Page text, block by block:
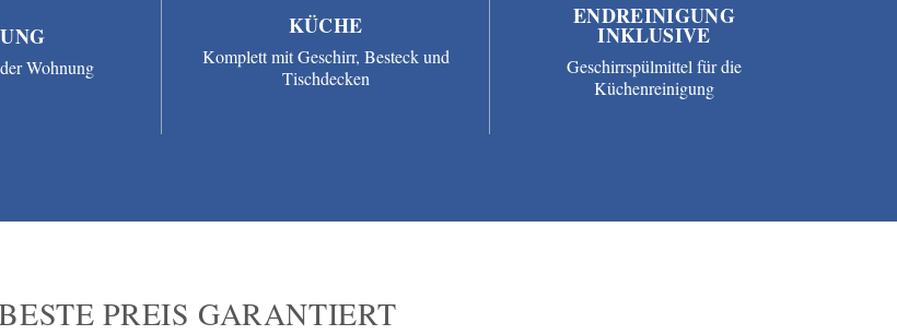
Wohnung
KÜCHE
Komplett mit Geschirr, Besteck und
Tischdecken
ENDREINIGUNG
INKLUSIVE
Geschirrspülmittel für die
Küchenreinigung
PREIS GARANTIERT